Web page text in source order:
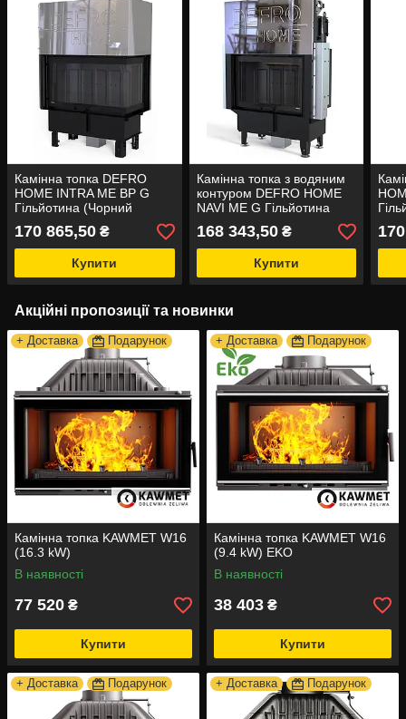
Камінна топка DEFRO
HOME INTRA ME BP G
Гільйотина (Чорний
шамот)
170 865,50 ₴
Купити
Камінна топка з водяним
контуром DEFRO HOME
NAVI ME G Гільйотина
(Чорний шамот)
168 343,50₴
Купити
Акційні пропозиції та новинки
+ Доставка Подарунок
Камінна топка KAWMET W16
(16.3 kW)
В наявності
77 520 ₴
Купити
+ Доставка Подарунок
Камінна топка KAWMET W16
(9.4 kW) EKO
В наявності
38 403 ₴
Купити
+ Доставка Подарунок + Доставка Подарунок